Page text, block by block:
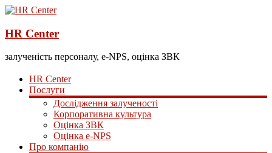
HR Center
залученість персоналу, e-NPS, оцінка ЗВК
HR Center
Послуги
Дослідження залученості
Корпоративна культура
Оцінка ЗВК
Оцінка e-NPS
Про компанію